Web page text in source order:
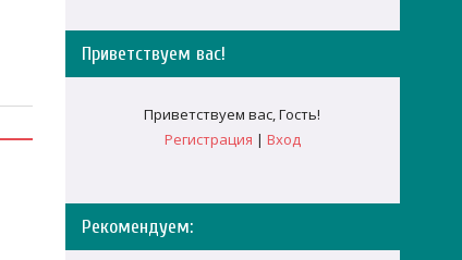
Приветствуем вас!
Приветствуем вас,Гость!
Регистрация | Вход
Рекомендуем: